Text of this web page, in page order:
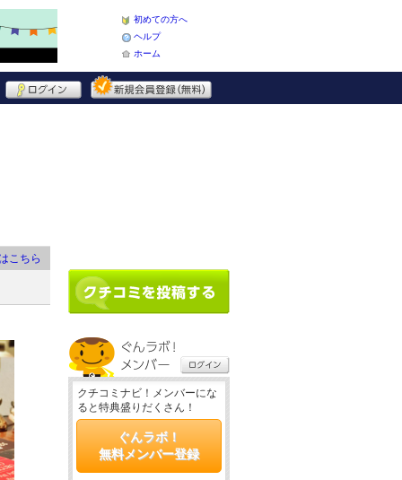
初めての方へ
ヘルプ
ホーム
こちら
クチコミナビ！メンバーにな
ると特典盛りだくさん！
ぐんラボ！
無料メンバー登録